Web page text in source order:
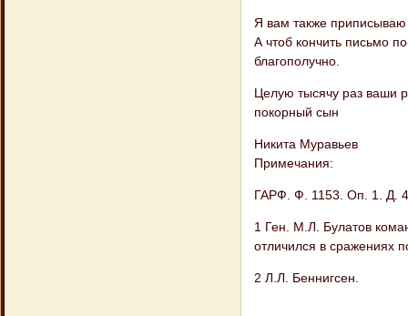
Я вам также приписываю
А чтоб кончить письмо
благополучно.
Целую тысячу раз ваши
покорный сын
Никита Муравьев
Примечания:
ГАРФ. Ф. 1153. Оп. 1. Д.
1 Ген. М.Л. Булатов
отличился в сражениях
2 Л.Л. Беннигсен.